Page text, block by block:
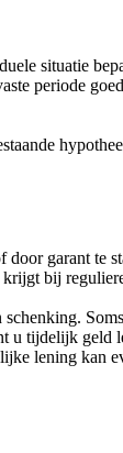
situatie
periode
garant te
bij
u tijdelijk geld
lening kan